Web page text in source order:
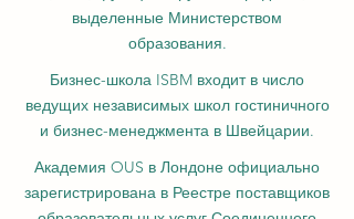
выделенные Министерством
образования.
Бизнес-школа ISBM входит в число
ведущих независимых школ гостиничного
и бизнес-менеджмента в Швейцарии.
Академия OUS в Лондоне официально
зарегистрирована в Реестре поставщиков